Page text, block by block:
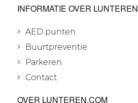
INFORMATIE OVER LUNTEREN
AED punten
Buurtpreventie
Parkeren
Contact
OVER LUNTEREN.COM